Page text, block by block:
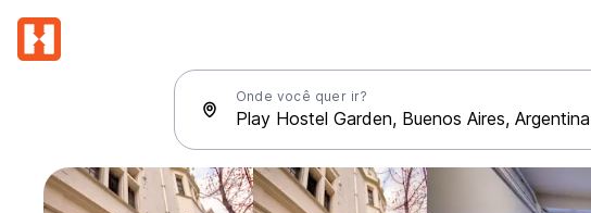
Onde você quer ir?